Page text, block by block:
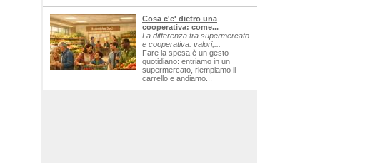
Cosa c'e' dietro una
cooperativa: come...
La differenza tra supermercato
e cooperativa: valori,...
Fare la spesa è un gesto
quotidiano: entriamo in un
supermercato, riempiamo il
carrello e andiamo...